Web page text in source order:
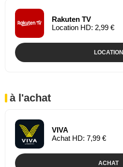
Rakuten TV
Location HD: 2,99 €
LOCATION
à l'achat
VIVA
Achat HD: 7,99 €
ACHAT